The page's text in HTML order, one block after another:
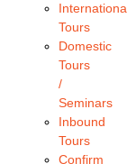
Tours
Domestic
Tours
/
Seminars
Inbound
Tours
Confirm